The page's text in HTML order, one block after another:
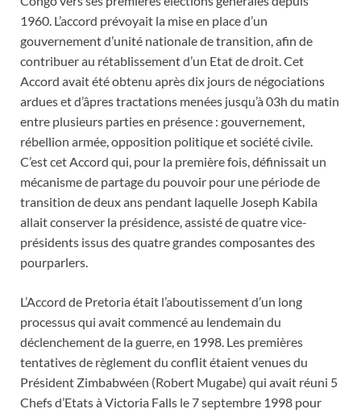
1960. L’accord prévoyait la mise en place d’un
gouvernement d’unité nationale de transition, afin de
contribuer au rétablissement d’un Etat de droit. Cet
Accord avait été obtenu après dix jours de négociations
ardues et d’âpres tractations menées jusqu’à 03h du matin
entre plusieurs parties en présence : gouvernement,
rébellion armée, opposition politique et société civile.
C’est cet Accord qui, pour la première fois, définissait un
mécanisme de partage du pouvoir pour une période de
transition de deux ans pendant laquelle Joseph Kabila
allait conserver la présidence, assisté de quatre vice-
présidents issus des quatre grandes composantes des
pourparlers.
L’Accord de Pretoria était l’aboutissement d’un long
processus qui avait commencé au lendemain du
déclenchement de la guerre, en 1998. Les premières
tentatives de règlement du conflit étaient venues du
Président Zimbabwéen (Robert Mugabe) qui avait réuni 5
Chefs d’Etats à Victoria Falls le 7 septembre 1998 pour